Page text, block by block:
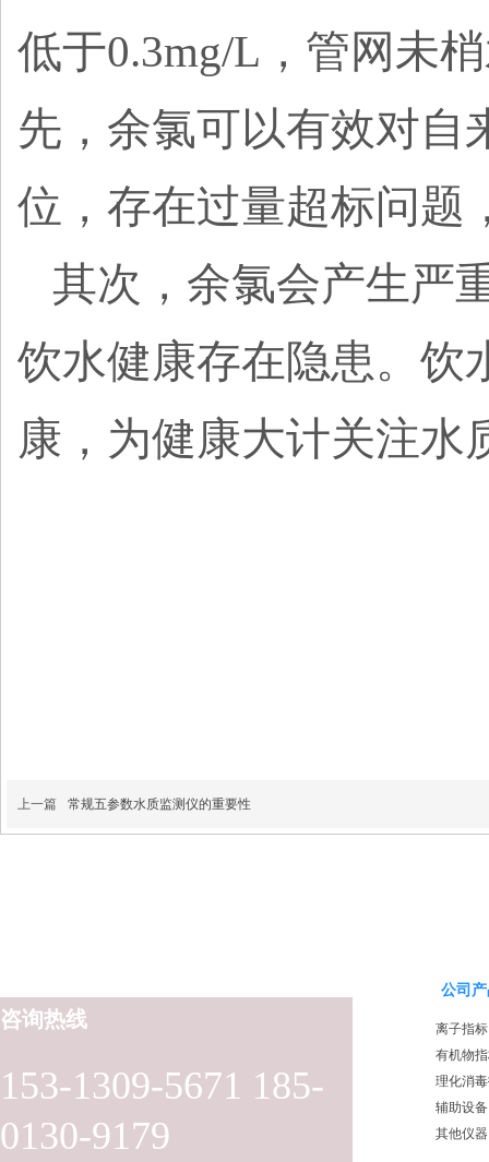
低于0.3mg/L，管网未
先，余氯可以有效对自
位，存在过量超标问题
其次，余氯会产生严
饮水健康存在隐患。饮
康，为健康大计关注水
上一篇 常规五参数水质监测仪的重要性
153-1309-5671 185-
0130-9179
咨询热线
公司
离子指标
有机物
理化消
辅助设备
其他仪器